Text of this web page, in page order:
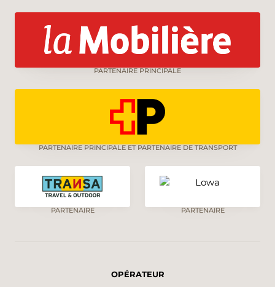
PARTENAIRE PRINCIPALE
PARTENAIRE PRINCIPALE ET PARTENAIRE DE TRANSPORT
PARTENAIRE PARTENAIRE
OPÉRATEUR